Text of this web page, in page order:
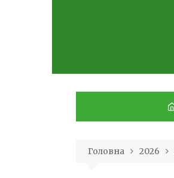
Головна 2026